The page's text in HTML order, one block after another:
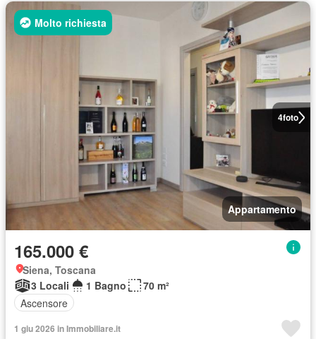
4foto
Molto richiesta
Appartamento
165.000 €
Siena, Toscana
3 Locali
1 Bagno
70 m²
Ascensore
1 giu 2026 in Immobiliare.it